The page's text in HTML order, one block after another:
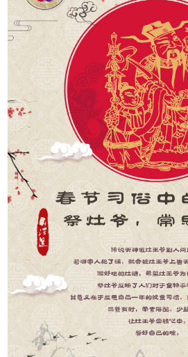
伪装的再“真”，只要提到“返利”“返现
24年10月生活道公益孝养营
5月这5种病或将高发！这5个化解办法
青少年的智育教育
尊老敬长 真爱暖阳 2024年3月生活道
2023年“关爱青少年身心健康”生活道中
2019年生活道公益基金举办“关爱青少